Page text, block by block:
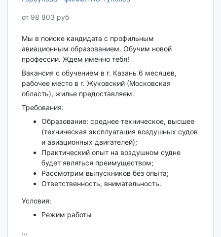
от 98 803 руб
Мы в поиске кандидата с профильным
авиационным образованием. Обучим новой
профессии. Ждем именно тебя!
Вакансия с обучением в г. Казань 6 месяцев,
рабочее место в г. Жуковский (Московская
область), жилье предоставляем.
Требования:
Образование: среднее техническое, высшее
(техническая эксплуатация воздушных судов
и авиационных двигателей);
Практический опыт на воздушном судне
будет являться преимуществом;
Рассмотрим выпускников без опыта;
Ответственность, внимательность.
Условия:
Режим работы
...